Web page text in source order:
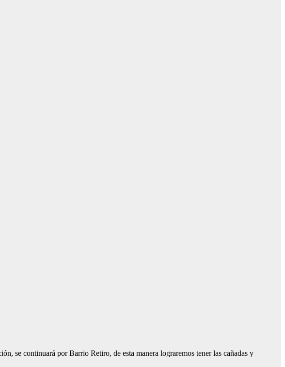
se continuará por Barrio Retiro, de esta manera lograremos tener las cañadas y